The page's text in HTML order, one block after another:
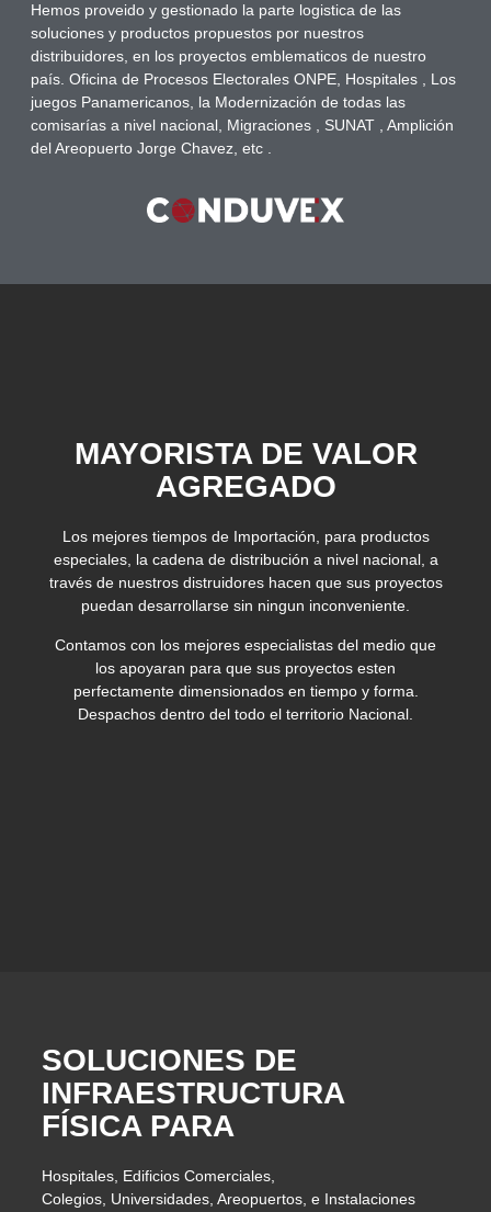
Hemos proveido y gestionado la parte logistica de las
soluciones y productos propuestos por nuestros
distribuidores, en los proyectos emblematicos de nuestro
país. Oficina de Procesos Electorales ONPE, Hospitales , Los
juegos Panamericanos, la Modernización de todas las
comisarías a nivel nacional, Migraciones , SUNAT , Amplición
del Areopuerto Jorge Chavez, etc .
MAYORISTA DE VALOR
AGREGADO
Los mejores tiempos de Importación, para productos
especiales, la cadena de distribución a nivel nacional, a
través de nuestros distruidores hacen que sus proyectos
puedan desarrollarse sin ningun inconveniente.
Contamos con los mejores especialistas del medio que
los apoyaran para que sus proyectos esten
perfectamente dimensionados en tiempo y forma.
Despachos dentro del todo el territorio Nacional.
SOLUCIONES DE
INFRAESTRUCTURA
FÍSICA PARA
Hospitales, Edificios Comerciales,
Colegios, Universidades, Areopuertos, e Instalaciones